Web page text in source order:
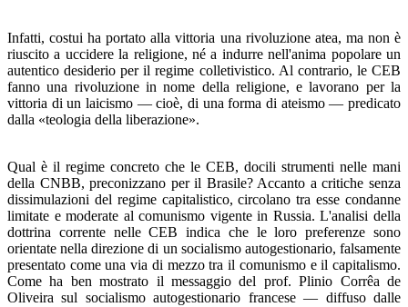
Infatti, costui ha portato alla vittoria una rivoluzione atea, ma non è
riuscito a uccidere la religione, né a indurre nel­l'anima popolare un
autentico desiderio per il regime colle­tivistico. Al contrario, le CEB
fanno una rivoluzione in no­me della religione, e lavorano per la
vittoria di un laicismo — cioè, di una forma di ateismo — predicato
dalla «teologia della liberazione».
Qual è il regime concreto che le CEB, docili strumenti nelle mani
della CNBB, preconizzano per il Brasile? Accan­to a critiche senza
dissimulazioni del regime capitalistico, circolano tra esse condanne
limitate e moderate al comuni­smo vigente in Russia. L'analisi della
dottrina corrente nelle CEB indica che le loro preferenze sono
orientate nella dire­zione di un socialismo autogestionario, falsamente
presenta­to come una via di mezzo tra il comunismo e il capitalismo.
Come ha ben mostrato il messaggio del prof. Plinio Corrêa de
Oliveira sul socialismo autogestionario francese — diffu­so dalle